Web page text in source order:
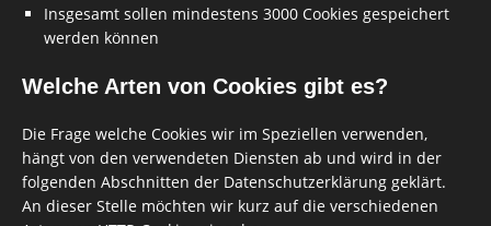
Insgesamt sollen mindestens 3000 Cookies gespeichert
werden können
Welche Arten von Cookies gibt es?
Die Frage welche Cookies wir im Speziellen verwenden,
hängt von den verwendeten Diensten ab und wird in der
folgenden Abschnitten der Datenschutzerklärung geklärt.
An dieser Stelle möchten wir kurz auf die verschiedenen